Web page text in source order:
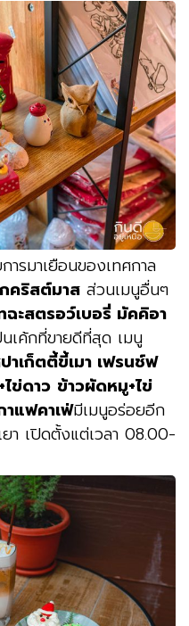
รมาเยือนของเทศกาล
คริสต์มาส ส่วนเมนูอื่นๆ
ฉะสตรอว์เบอรี่ มัคคิอา
เค้กที่ขายดีที่สุด เมนู
าเก็ตตี้ขี้เมา เฟรนช์ฟ
ข่ดาว ข้าวผัดหมู+ไข่
าแฟคาเฟ่มีเมนูอร่อยอีก
า เปิดตั้งแต่เวลา 08.00-